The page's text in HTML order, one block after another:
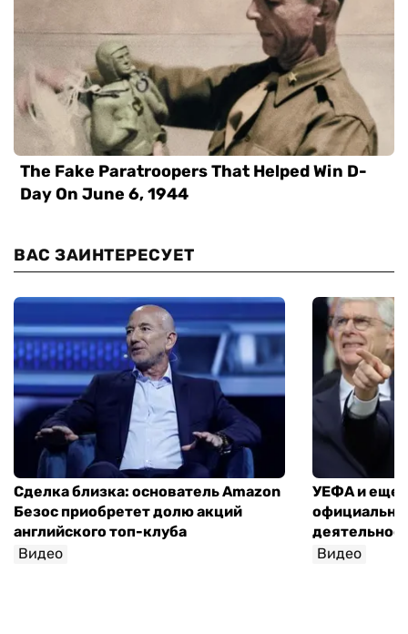
ВАС ЗАИНТЕРЕСУЕТ
Сделка близка: основатель Amazon
Безос приобретет долю акций
английского топ-клуба
Видео
УЕФА и еще
официально
Видео